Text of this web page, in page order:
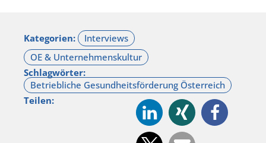
Kategorien:
Schlagwörter:
Teilen: